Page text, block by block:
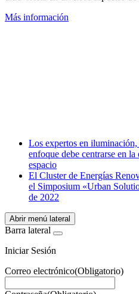
Más información
WhatsApp
Los expertos en
enfoque debe centrarse en
espacio
El Cluster de Energías
el Simposium «Urban
de 2022
Abrir menú lateral
Barra lateral
Iniciar Sesión
Correo electrónico(Obligatorio)